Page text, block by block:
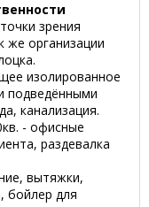
зрения
же организации
изолированное
подведёнными
канализация.
- офисные
раздевалка
вытяжки,
бойлер для